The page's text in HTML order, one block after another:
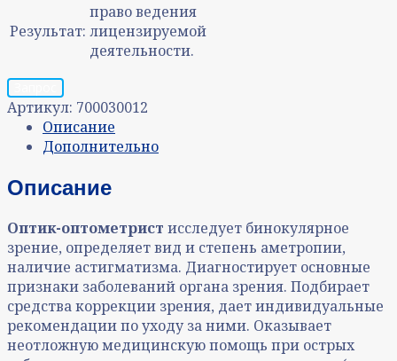
Результат:
право ведения
лицензируемой
деятельности.
Артикул: 700030012
Описание
Дополнительно
Описание
Оптик-оптометрист исследует бинокулярное
зрение, определяет вид и степень аметропии,
наличие астигматизма. Диагностирует основные
признаки заболеваний органа зрения. Подбирает
средства коррекции зрения, дает индивидуальные
рекомендации по уходу за ними. Оказывает
неотложную медицинскую помощь при острых